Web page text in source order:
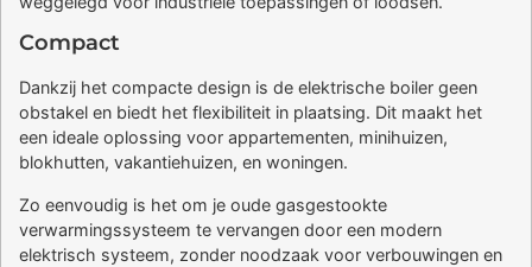
Compact
Dankzij het compacte design is de elektrische boiler geen
obstakel en biedt het flexibiliteit in plaatsing. Dit maakt het
een ideale oplossing voor appartementen, minihuizen,
blokhutten, vakantiehuizen, en woningen.
Zo eenvoudig is het om je oude gasgestookte
verwarmingssysteem te vervangen door een modern
elektrisch systeem, zonder noodzaak voor verbouwingen en